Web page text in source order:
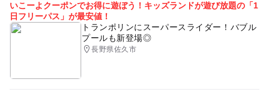
いこーよクーポンでお得に遊ぼう！キッズランドが遊び放題の「1
日フリーパス」が最安値！
トランポリンにスーパースライダー！バブル
プールも新登場◎
長野県佐久市